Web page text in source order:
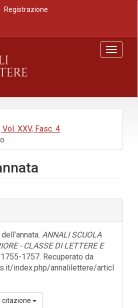
Registrazione
Toggle
XXV, Fasc. 4
ANNALI SCUOLA
- CLASSE DI LETTERE E
1757. Recuperato da
index.php/annalilettere/articl
citazione